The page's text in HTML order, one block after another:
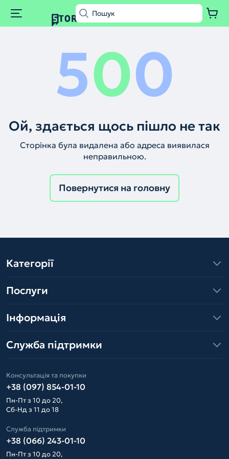
500
Ой, здається щось пішло не так
Сторінка була видалена або адреса виявилася
неправильною.
Повернутися на головну
Категорії
Послуги
Інформація
Служба підтримки
Консультація та покупки
+38 (097) 854-01-10
Пн-Пт з 10 до 20,
Сб-Нд з 11 до 18
Служба підтримки
+38 (066) 243-01-10
Пн-Пт з 10 до 20,